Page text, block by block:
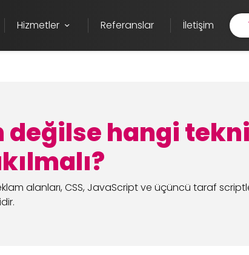
Hizmetler Referanslar İletişim
değilse hangi
alanları, CSS, JavaScript ve üçüncü taraf